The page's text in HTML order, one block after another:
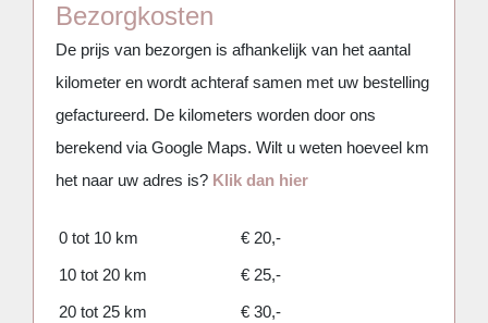
(Party)tenten, Overkappingen & Parasols
Bezorgkosten
De prijs van bezorgen is afhankelijk van het aantal
kilometer en wordt achteraf samen met uw bestelling
gefactureerd. De kilometers worden door ons
berekend via Google Maps. Wilt u weten hoeveel km
het naar uw adres is? Klik dan hier
0 tot 10 km
€ 20,-
10 tot 20 km
€ 25,-
20 tot 25 km
€ 30,-